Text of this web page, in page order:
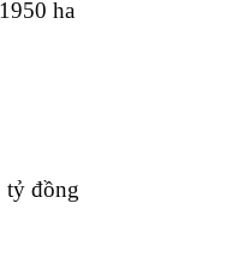
ha
tỷ đồng